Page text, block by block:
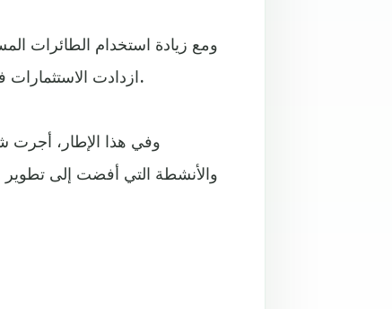
ومع زيادة استخدام الطائرات
ازدادت الاستثمارات في مجال الأنظمة الدفاعية التي توفر الحماية من تلك الطائرات.
وفي هذا الإطار، أجرت
والأنشطة التي أفضت إلى تطوير